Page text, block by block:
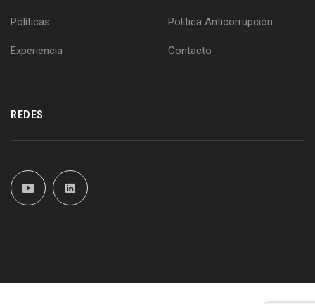
Políticas Política Anticorrupción
Experiencia Contacto
REDES